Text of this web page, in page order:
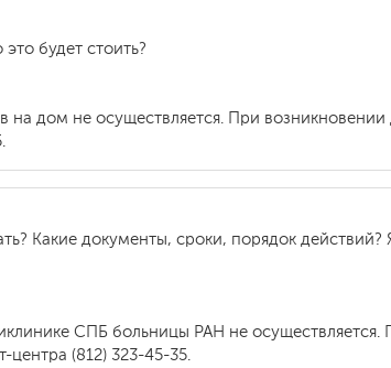
будет стоить?
дом не осуществляется. При возникновении
Какие документы, сроки, порядок действий?
СПБ больницы РАН не осуществляется.
центра (812) 323-45-35.